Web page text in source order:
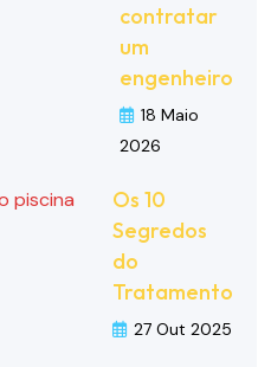
contratar
um
engenheiro
18 Maio
2026
Os 10
Segredos
do
Tratamento
27 Out 2025